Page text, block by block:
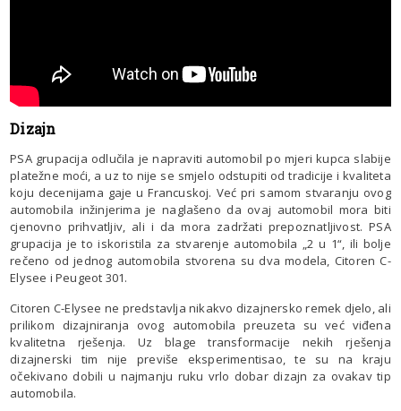
Dizajn
PSA grupacija odlučila je napraviti automobil po mjeri kupca slabije
platežne moći, a uz to nije se smjelo odstupiti od tradicije i kvaliteta
koju decenijama gaje u Francuskoj. Već pri samom stvaranju ovog
automobila inžinjerima je naglašeno da ovaj automobil mora biti
cjenovno prihvatljiv, ali i da mora zadržati prepoznatljivost. PSA
grupacija je to iskoristila za stvarenje automobila „2 u 1“, ili bolje
rečeno od jednog automobila stvorena su dva modela, Citoren C-
Elysee i Peugeot 301.
Citoren C-Elysee ne predstavlja nikakvo dizajnersko remek djelo, ali
prilikom dizajniranja ovog automobila preuzeta su već viđena
kvalitetna rješenja. Uz blage transformacije nekih rješenja
dizajnerski tim nije previše eksperimentisao, te su na kraju
očekivano dobili u najmanju ruku vrlo dobar dizajn za ovakav tip
automobila.